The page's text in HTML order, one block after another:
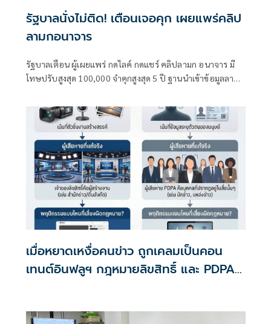
รัฐบาลนั่งไม่ติด! เตือนเจอคุก เผยแพร่คลิป
ลามกอนาจาร
รัฐบาลเตือน ผู้เผยแพร่ กดไลค์ กดแชร์ คลิปลามก อนาจาร มี
โทษปรับสูงสุด 100,000 จำคุกสูงสุด 5 ปี ฐานนำเข้าข้อมูลลามก
ขยะ
เมื่อหยาดเหงื่อคนข่าว ถูกเคลมเป็นคอน
เทนต์อินฟลูฯ กฎหมายลิขสิทธิ์ และ PDPA